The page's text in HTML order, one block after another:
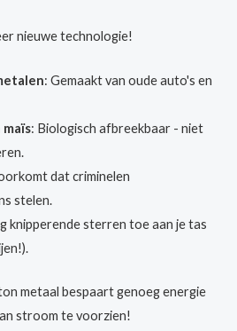
nieuwe technologie!
: Gemaakt van oude auto's en
maïs: Biologisch afbreekbaar - niet
dat criminelen
stelen.
knipperende sterren toe aan je tas
metaal bespaart genoeg energie
stroom te voorzien!